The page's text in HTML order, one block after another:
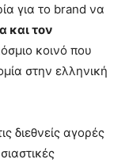
για το brand να
και τον
κοινό που
στην ελληνική
διεθνείς αγορές